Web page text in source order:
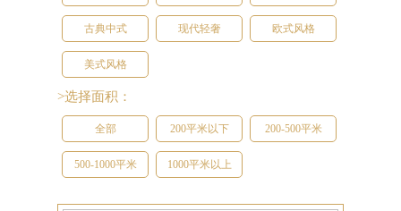
古典中式 现代轻奢 欧式风格
美式风格
>选择面积：
全部 200平米以下 200-500平米
500-1000平米 1000平米以上